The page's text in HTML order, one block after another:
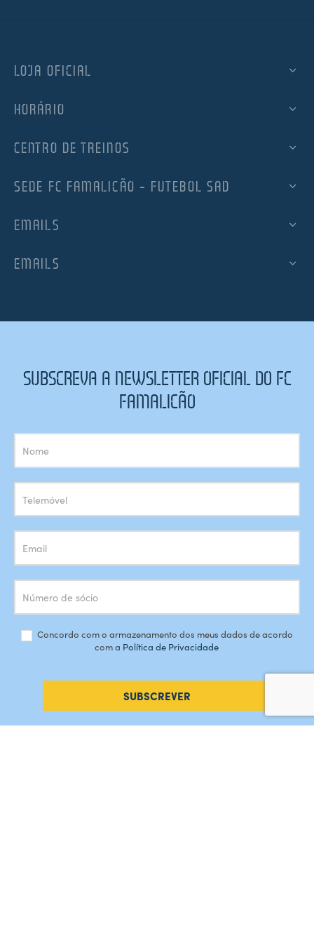
LOJA OFICIAL
HORÁRIO
CENTRO DE TREINOS
SEDE FC FAMALICÃO – FUTEBOL SAD
EMAILS
EMAILS
SUBSCREVA A NEWSLETTER OFICIAL DO FC
FAMALICÃO
Subscrição
Newsletter
Concordo com o armazenamento dos meus dados de acordo
com a Política de Privacidade
SUBSCREVER